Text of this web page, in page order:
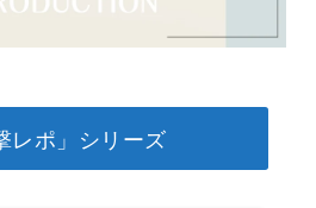
レポ」シリーズ